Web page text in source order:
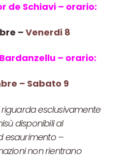
de Schiavi – orario:
– Venerdi 8
– orario:
– Sabato 9
riguarda esclusivamente
disponibili al
esaurimento –
non rientrano